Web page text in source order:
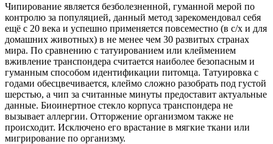
Чипирование является безболезненной, гуманной мерой по
контролю за популяцией, данный метод зарекомендовал себя
ещё с 20 века и успешно применяется повсеместно (в с/х и для
домашних животных) в не менее чем 30 развитых странах
мира. По сравнению с татуированием или клеймением
вживление транспондера считается наиболее безопасным и
гуманным способом идентификации питомца. Татуировка с
годами обесцвечивается, клеймо сложно разобрать под густой
шерстью, а чип за считанные минуты предоставит актуальные
данные. Биоинертное стекло корпуса транспондера не
вызывает аллергии. Отторжение организмом также не
происходит. Исключено его врастание в мягкие ткани или
мигрирование по организму.